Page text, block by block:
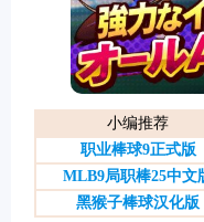
小编推荐
职业棒球9正式版
MLB9局职棒25中文
黑猴子棒球汉化版